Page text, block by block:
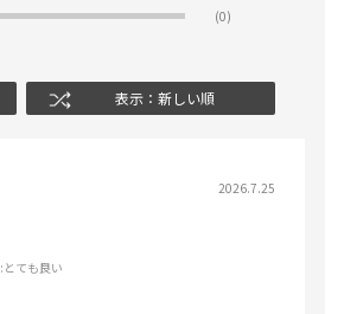
(0)
表示：新しい順
2026.7.25
:とても良い